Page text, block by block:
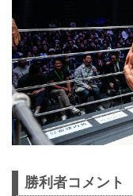
勝利者コメント